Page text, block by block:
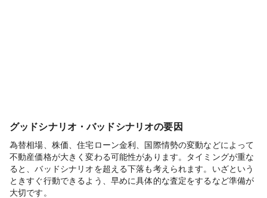
グッドシナリオ・バッドシナリオの要因
為替相場、株価、住宅ローン金利、国際情勢の変動などによって
不動産価格が大きく変わる可能性があります。タイミングが重な
ると、バッドシナリオを超える下落も考えられます。いざという
ときすぐ行動できるよう、早めに具体的な査定をするなど準備が
大切です。